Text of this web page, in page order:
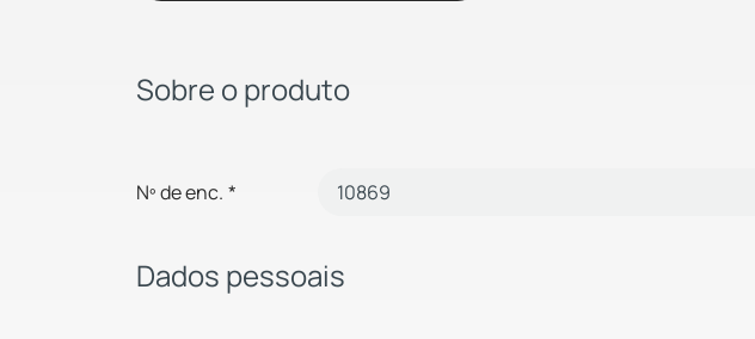
Sobre o produto
Nº de enc. *
Dados pessoais